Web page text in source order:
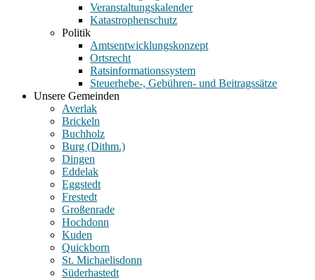
Veranstaltungskalender
Katastrophenschutz
Politik
Amtsentwicklungskonzept
Ortsrecht
Ratsinformationssystem
Steuerhebe-, Gebühren- und Beitragssätze
Unsere Gemeinden
Averlak
Brickeln
Buchholz
Burg (Dithm.)
Dingen
Eddelak
Eggstedt
Frestedt
Großenrade
Hochdonn
Kuden
Quickborn
St. Michaelisdonn
Süderhastedt